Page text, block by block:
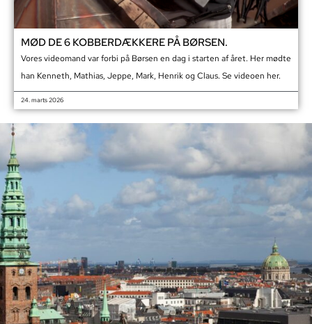
MØD DE 6 KOBBERDÆKKERE PÅ BØRSEN.
Vores videomand var forbi på Børsen en dag i starten af året. Her mødte
han Kenneth, Mathias, Jeppe, Mark, Henrik og Claus. Se videoen her.
24. marts 2026